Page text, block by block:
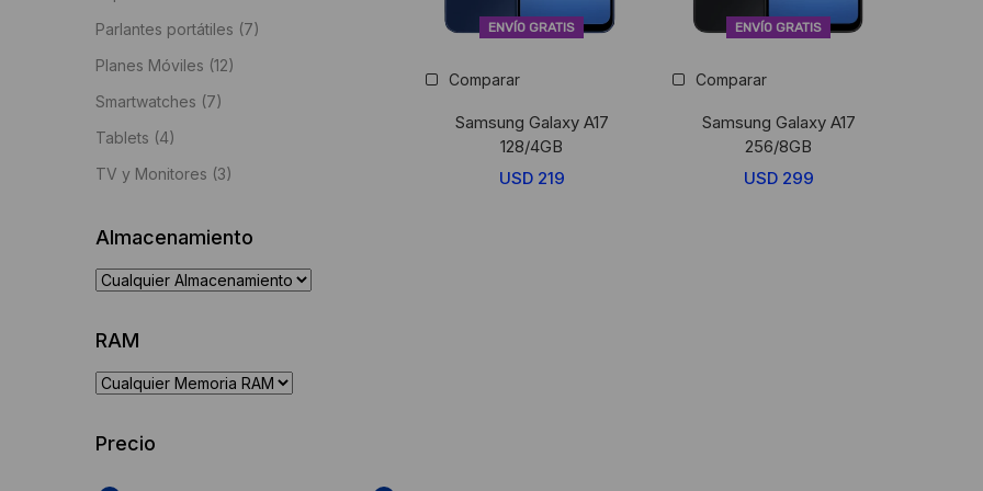
ENVÍO GRATIS
Comparar
Samsung Galaxy A17
128/4GB
USD 219
ENVÍO GRATIS
Comparar
Samsung Galaxy A17
256/8GB
USD 299
Parlantes portátiles (7)
Planes Móviles (12)
Smartwatches (7)
Tablets (4)
TV y Monitores (3)
Almacenamiento
RAM
Precio